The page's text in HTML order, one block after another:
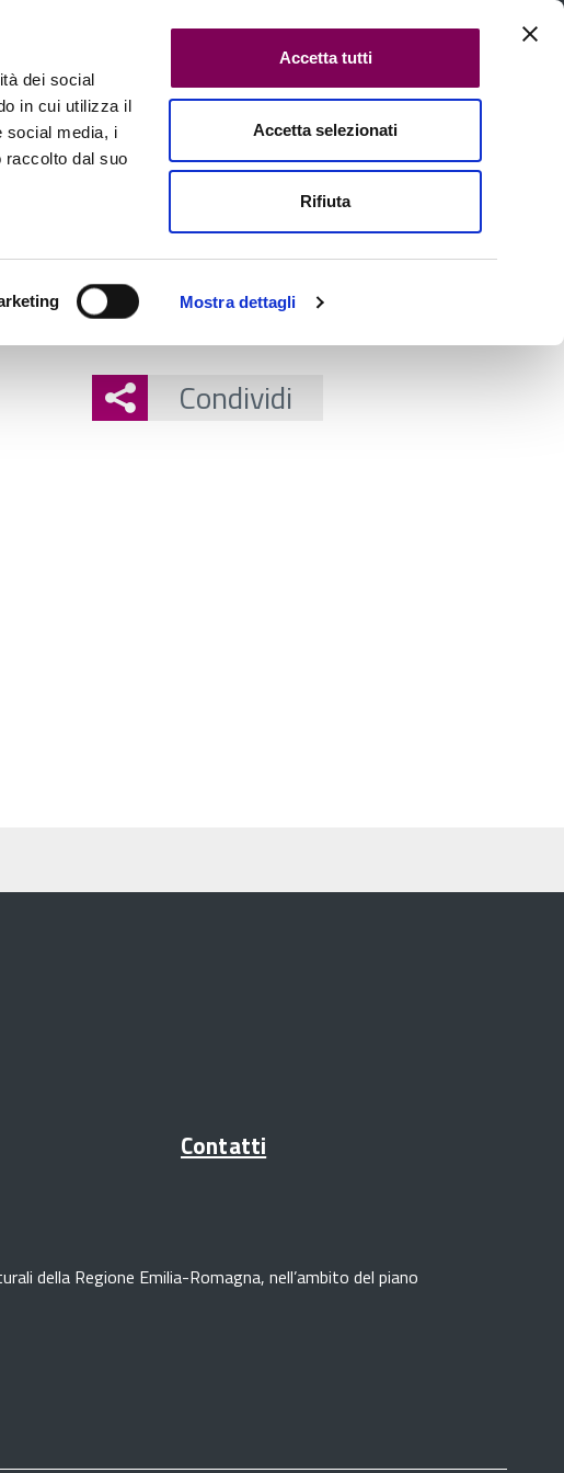
dei social
in cui utilizza il
social media, i
raccolto dal suo
Mostra dettagli
Accetta tutti
Accetta selezionati
Rifiuta
Cerca in tutte le pagine
Contatti
Condividi
Contatti
della Regione Emilia-Romagna, nell’ambito del piano